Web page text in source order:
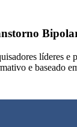
líderes e
e baseado